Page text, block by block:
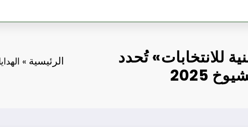
للانتخابات» تُحدد
2025
الرئيسية »